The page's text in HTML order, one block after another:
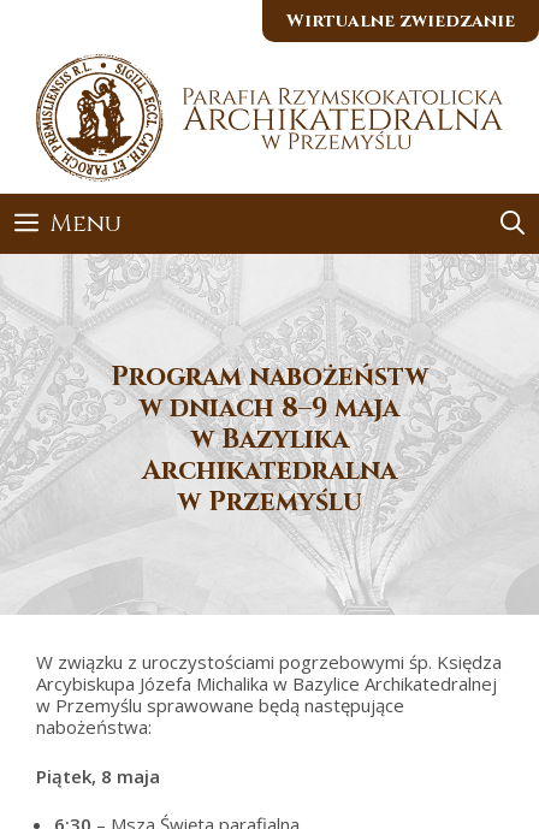
Wirtualne zwiedzanie
Menu
Program nabożeństw
w dniach 8–9 maja
w Bazylika
Archikatedralna
w Przemyślu
W związku z uroczystościami pogrzebowymi śp. Księdza
Arcybiskupa Józefa Michalika w Bazylice Archikatedralnej
w Przemyślu sprawowane będą następujące
nabożeństwa:
Piątek, 8 maja